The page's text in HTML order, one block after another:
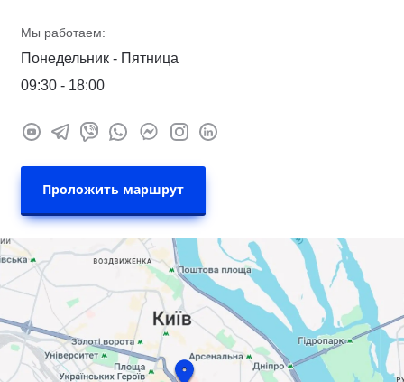
Мы работаем:
Понедельник - Пятница
09:30 - 18:00
Проложить маршрут